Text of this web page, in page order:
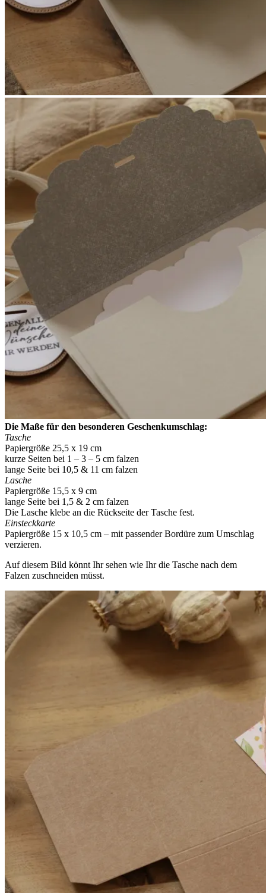
Die Maße für den besonderen Geschenkumschlag:
Tasche
Papiergröße 25,5 x 19 cm
kurze Seiten bei 1 – 3 – 5 cm falzen
lange Seite bei 10,5 & 11 cm falzen
Lasche
Papiergröße 15,5 x 9 cm
lange Seite bei 1,5 & 2 cm falzen
Die Lasche klebe an die Rückseite der Tasche fest.
Einsteckkarte
Papiergröße 15 x 10,5 cm – mit passender Bordüre zum Umschlag
verzieren.
Auf diesem Bild könnt Ihr sehen wie Ihr die Tasche nach dem
Falzen zuschneiden müsst.